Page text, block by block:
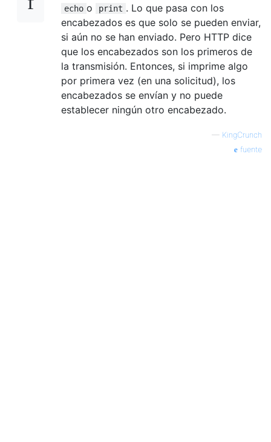
echo o print . Lo que pasa con los
encabezados es que solo se pueden enviar,
si aún no se han enviado. Pero HTTP dice
que los encabezados son los primeros de
la transmisión. Entonces, si imprime algo
por primera vez (en una solicitud), los
encabezados se envían y no puede
establecer ningún otro encabezado.
— KingCrunch
fuente